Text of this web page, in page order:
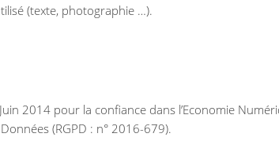
(texte, photographie …).
2014 pour la confiance dans l’Economie
(RGPD : n° 2016-679).